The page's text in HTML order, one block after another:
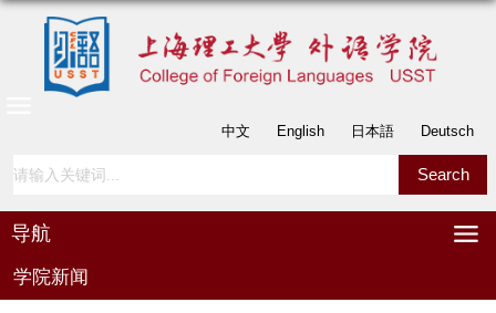
中文 English 日本語 Deutsch
导航
学院新闻